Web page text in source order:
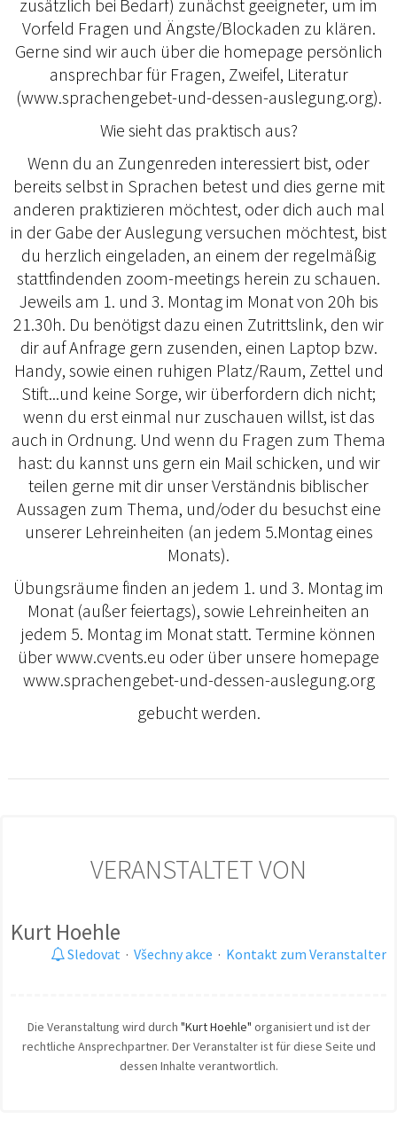
zusätzlich bei Bedarf) zunächst geeigneter, um im
Vorfeld Fragen und Ängste/Blockaden zu klären.
Gerne sind wir auch über die homepage persönlich
ansprechbar für Fragen, Zweifel, Literatur
(www.sprachengebet-und-dessen-auslegung.org).
Wie sieht das praktisch aus?
Wenn du an Zungenreden interessiert bist, oder
bereits selbst in Sprachen betest und dies gerne mit
anderen praktizieren möchtest, oder dich auch mal
in der Gabe der Auslegung versuchen möchtest, bist
du herzlich eingeladen, an einem der regelmäßig
stattfindenden zoom-meetings herein zu schauen.
Jeweils am 1. und 3. Montag im Monat von 20h bis
21.30h. Du benötigst dazu einen Zutrittslink, den wir
dir auf Anfrage gern zusenden, einen Laptop bzw.
Handy, sowie einen ruhigen Platz/Raum, Zettel und
Stift...und keine Sorge, wir überfordern dich nicht;
wenn du erst einmal nur zuschauen willst, ist das
auch in Ordnung. Und wenn du Fragen zum Thema
hast: du kannst uns gern ein Mail schicken, und wir
teilen gerne mit dir unser Verständnis biblischer
Aussagen zum Thema, und/oder du besuchst eine
unserer Lehreinheiten (an jedem 5.Montag eines
Monats).
Übungsräume finden an jedem 1. und 3. Montag im
Monat (außer feiertags), sowie Lehreinheiten an
jedem 5. Montag im Monat statt. Termine können
über www.cvents.eu oder über unsere homepage
www.sprachengebet-und-dessen-auslegung.org
gebucht werden.
VERANSTALTET VON
Kurt Hoehle
Sledovat · Všechny akce · Kontakt zum Veranstalter
Die Veranstaltung wird durch "Kurt Hoehle" organisiert und ist der
rechtliche Ansprechpartner. Der Veranstalter ist für diese Seite und
dessen Inhalte verantwortlich.